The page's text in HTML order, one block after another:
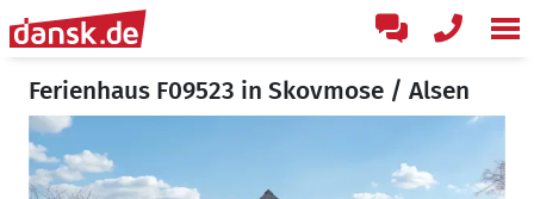
Ferienhaus F09523 in Skovmose / Alsen